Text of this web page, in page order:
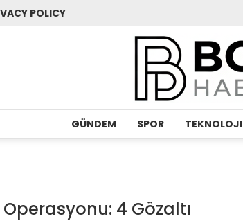
POLICY
GÜNDEM SPOR TEKNOLOJI
4 Gözaltı